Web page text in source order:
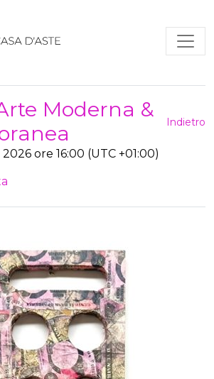
Moderna &
Indietro
ore 16:00 (UTC +01:00)